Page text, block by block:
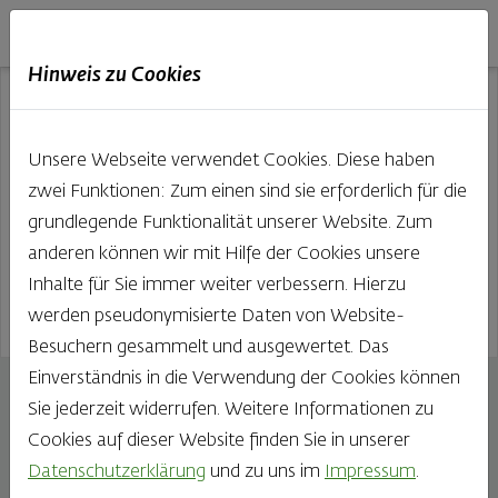
Krustenlaib natursauer
500g
Hinweis zu Cookies
Unsere Webseite verwendet Cookies. Diese haben
zwei Funktionen: Zum einen sind sie erforderlich für die
grundlegende Funktionalität unserer Website. Zum
anderen können wir mit Hilfe der Cookies unsere
Inhalte für Sie immer weiter verbessern. Hierzu
werden pseudonymisierte Daten von Website-
Besuchern gesammelt und ausgewertet. Das
Einverständnis in die Verwendung der Cookies können
Sie jederzeit widerrufen. Weitere Informationen zu
Cookies auf dieser Website finden Sie in unserer
Datenschutzerklärung und zu uns im Impressum.